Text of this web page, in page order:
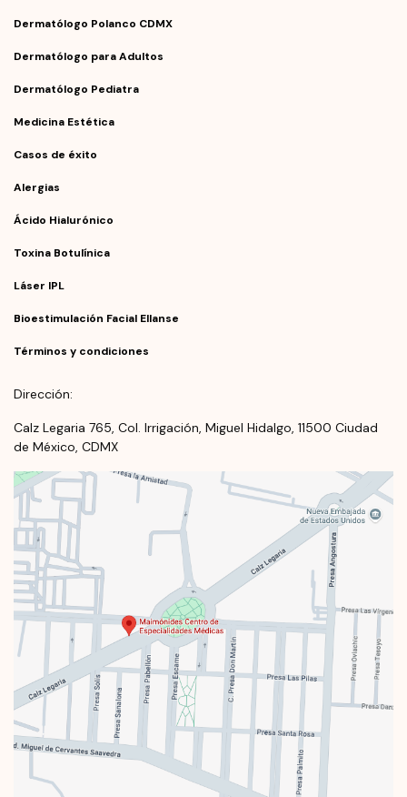
Dermatólogo Polanco CDMX
Dermatólogo para Adultos
Dermatólogo Pediatra
Medicina Estética
Casos de éxito
Alergias
Ácido Hialurónico
Toxina Botulínica
Láser IPL
Bioestimulación Facial Ellanse
Términos y condiciones
Dirección:
Calz Legaria 765, Col. Irrigación, Miguel Hidalgo, 11500 Ciudad
de México, CDMX